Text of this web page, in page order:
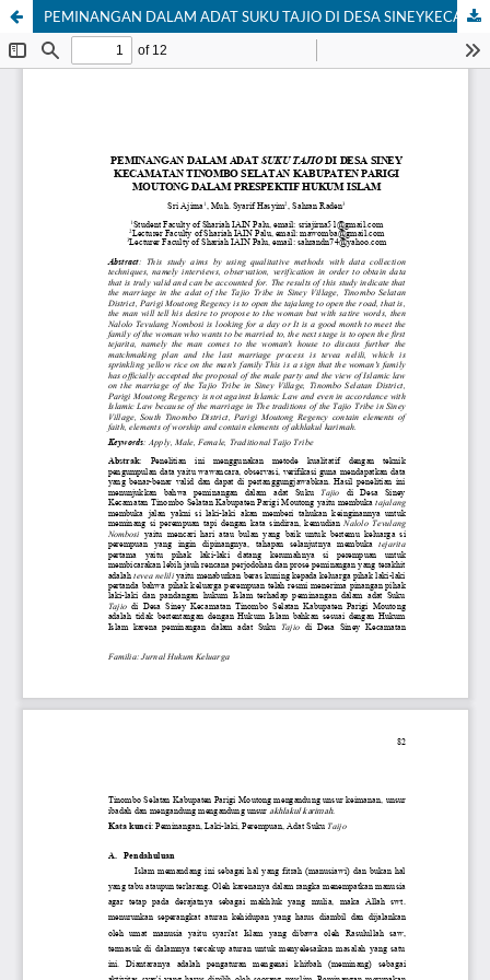
PEMINANGAN DALAM ADAT SUKU TAJIO DI DESA SINEYKECAMATAN TINOMBO SELATAN KABUPATEN PARIGIMOUTONG DALAM PRESPEKTIF HUKUM ISLAM